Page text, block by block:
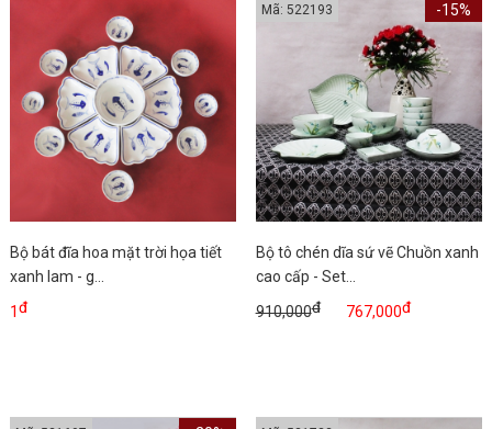
Bộ bát đĩa hoa mặt trời họa tiết
xanh lam - g...
1đ
Bộ tô chén dĩa sứ vẽ Chuồn xanh
cao cấp - Set...
910,000đ 767,000đ
-15%
Mã: 522193